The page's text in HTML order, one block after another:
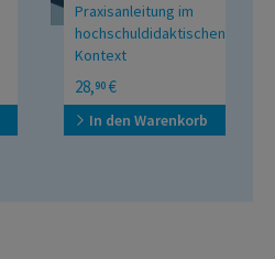
Praxisanleitung im
hochschuldidaktischen
Kontext
Begleitung von
Auszubildenden in die
Gesundheits- und
Krankenpflegepraxis
28,90 €
In den Warenkorb